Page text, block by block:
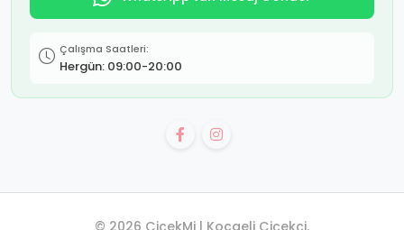
Çalışma Saatleri:
Hergün: 09:00-20:00
© 2026 ÇiçekMi | Kocaeli Çiçekçi.